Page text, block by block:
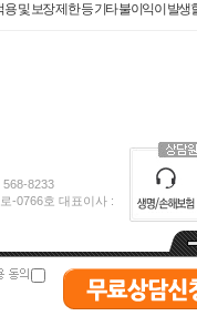
및 보장 제한 등 기타 불이익이 발생
568-8233
-0766호 대표이사 :